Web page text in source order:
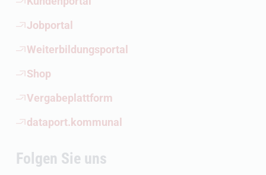
Jobportal
(Öffnet externen Link)
Weiterbildungsportal
(Öffnet externen Link)
Shop
(Öffnet externen Link)
Vergabeplattform
(Öffnet externen Link)
dataport.kommunal
(Öffnet externen Link)
Folgen Sie uns